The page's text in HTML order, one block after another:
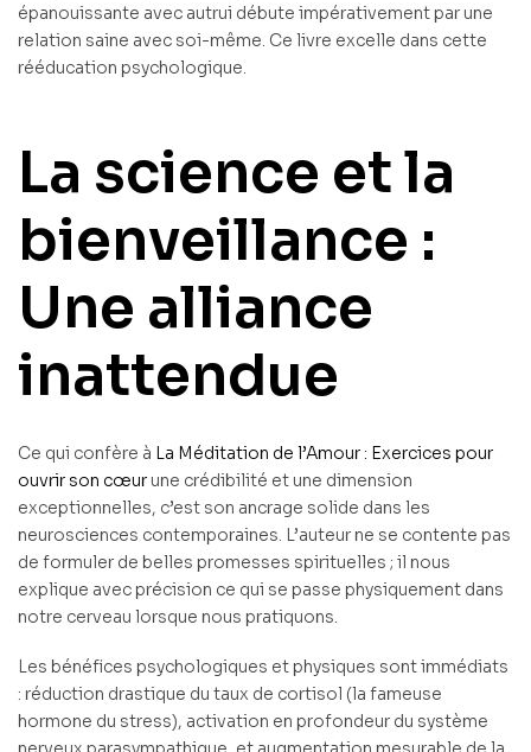
épanouissante avec autrui débute impérativement par une
relation saine avec soi-même. Ce livre excelle dans cette
rééducation psychologique.
La science et la
bienveillance :
Une alliance
inattendue
Ce qui confère à La Méditation de l’Amour : Exercices pour
ouvrir son cœur une crédibilité et une dimension
exceptionnelles, c’est son ancrage solide dans les
neurosciences contemporaines. L’auteur ne se contente pas
de formuler de belles promesses spirituelles ; il nous
explique avec précision ce qui se passe physiquement dans
notre cerveau lorsque nous pratiquons.
Les bénéfices psychologiques et physiques sont immédiats
: réduction drastique du taux de cortisol (la fameuse
hormone du stress), activation en profondeur du système